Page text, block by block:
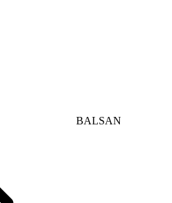
BALSAN